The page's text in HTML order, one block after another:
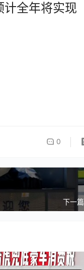
全年将实现
0
下一篇